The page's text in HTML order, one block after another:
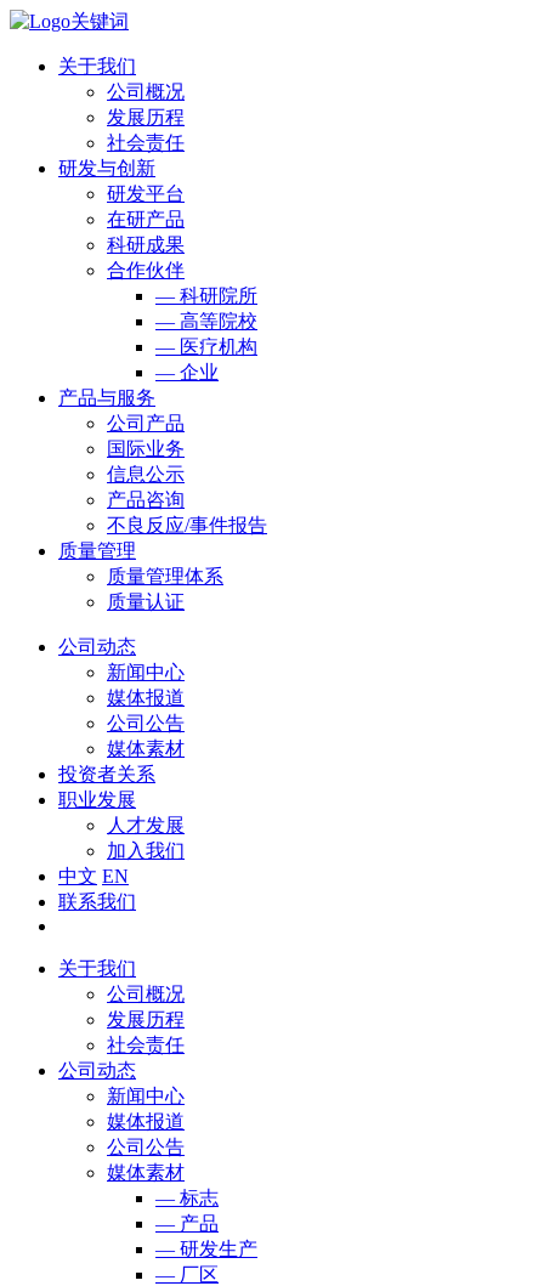
关于我们
公司概况
发展历程
社会责任
研发与创新
研发平台
在研产品
科研成果
合作伙伴
— 科研院所
— 高等院校
— 医疗机构
— 企业
产品与服务
公司产品
国际业务
信息公示
产品咨询
不良反应/事件报告
质量管理
质量管理体系
质量认证
公司动态
新闻中心
媒体报道
公司公告
媒体素材
投资者关系
职业发展
人才发展
加入我们
中文 EN
联系我们
关于我们
公司概况
发展历程
社会责任
公司动态
新闻中心
媒体报道
公司公告
媒体素材
— 标志
— 产品
— 研发生产
— 厂区